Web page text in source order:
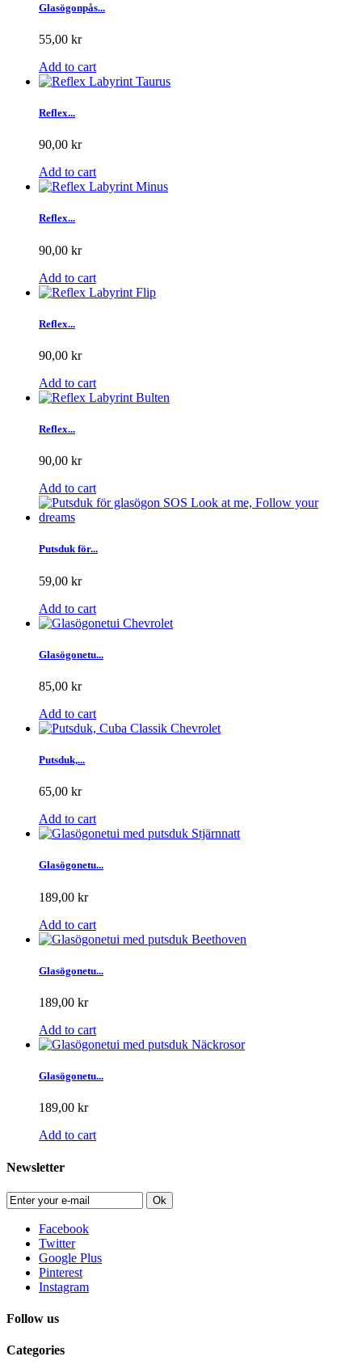
Glasögonpås...
55,00 kr
Add to cart
Reflex...
90,00 kr
Add to cart
Reflex...
90,00 kr
Add to cart
Reflex...
90,00 kr
Add to cart
Reflex...
90,00 kr
Add to cart
Putsduk för...
59,00 kr
Add to cart
Glasögonetu...
85,00 kr
Add to cart
Putsduk,...
65,00 kr
Add to cart
Glasögonetu...
189,00 kr
Add to cart
Glasögonetu...
189,00 kr
Add to cart
Glasögonetu...
189,00 kr
Add to cart
Newsletter
Ok
Facebook
Twitter
Google Plus
Pinterest
Instagram
Follow us
Categories